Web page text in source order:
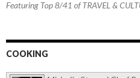
Featuring Top 8/41 of TRAVEL &
COOKING